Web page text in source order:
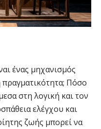
ένας μηχανισμός
Πόσο
στη λογική και τον
ελέγχου και
ζωής μπορεί να